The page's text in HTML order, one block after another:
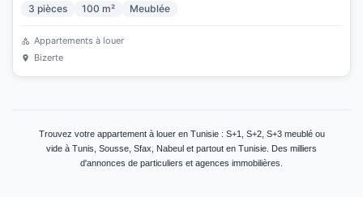
3 pièces 100 m² Meublée
Appartements à louer
Bizerte
Trouvez votre appartement à louer en Tunisie : S+1, S+2, S+3 meublé ou
vide à Tunis, Sousse, Sfax, Nabeul et partout en Tunisie. Des milliers
d'annonces de particuliers et agences immobilières.